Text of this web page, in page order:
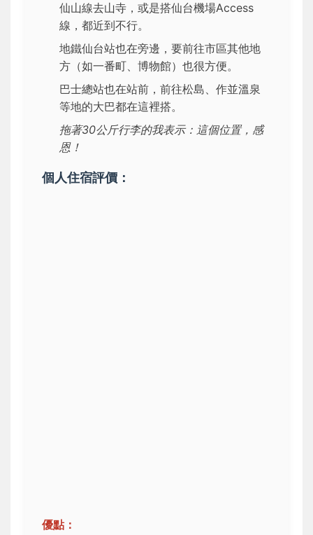
仙山線去山寺，或是搭仙台機場Access
線，都近到不行。
地鐵仙台站也在旁邊，要前往市區其他地
方（如一番町、博物館）也很方便。
巴士總站也在站前，前往松島、作並溫泉
等地的大巴都在這裡搭。
拖著30公斤行李的我表示：這個位置，感
恩！
個人住宿評價：
優點：